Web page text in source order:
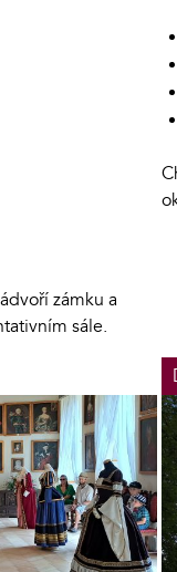
zámku a
sále.